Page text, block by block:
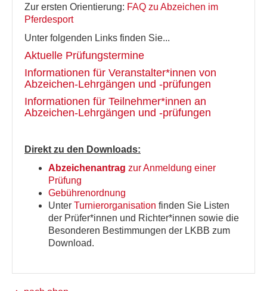
Zur ersten Orientierung: FAQ zu Abzeichen im
Pferdesport
Unter folgenden Links finden Sie...
Aktuelle Prüfungstermine
Informationen für Veranstalter*innen von
Abzeichen-Lehrgängen und -prüfungen
Informationen für Teilnehmer*innen an
Abzeichen-Lehrgängen und -prüfungen
Direkt zu den Downloads:
Abzeichenantrag zur Anmeldung einer
Prüfung
Gebührenordnung
Unter Turnierorganisation finden Sie Listen
der Prüfer*innen und Richter*innen sowie die
Besonderen Bestimmungen der LKBB zum
Download.